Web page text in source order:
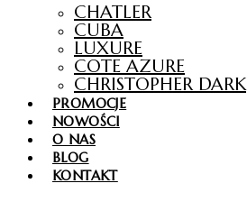
CHATLER
CUBA
LUXURE
COTE AZURE
CHRISTOPHER DARK
PROMOCJE
NOWOŚCI
O NAS
BLOG
KONTAKT